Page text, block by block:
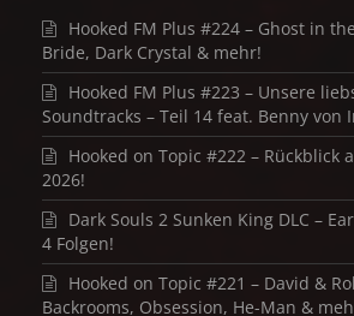
Hooked FM Plus #224 – Ghost in
Bride, Dark Crystal & mehr!
Hooked FM Plus #223 – Unsere
Soundtracks – Teil 14 feat. Benny von
Hooked on Topic #222 – Rückblick
2026!
Dark Souls 2 Sunken King DLC –
4 Folgen!
Hooked on Topic #221 – David &
Backrooms, Obsession, He-Man &